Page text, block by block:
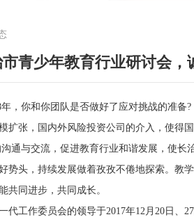
青少年教育行业研讨会
你和你团队是否做好了应对挑战的准备?
扩张，国内外风险投资公司的介入，使得
与交流，促进教育行业和谐发展，使长
势头，持续发展做着孜孜不倦地探索。教
共同进步，共同成长。
工作委员会的领导于2017年12月20日、